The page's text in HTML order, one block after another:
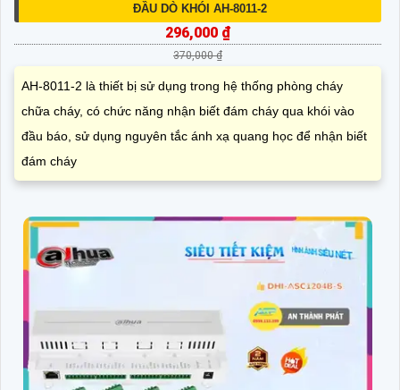
ĐẦU DÒ KHÓI AH-8011-2
296,000 ₫
370,000 ₫
AH-8011-2 là thiết bị sử dụng trong hệ thống phòng cháy
chữa cháy, có chức năng nhận biết đám cháy qua khói vào
đầu báo, sử dụng nguyên tắc ánh xạ quang học để nhận biết
đám cháy